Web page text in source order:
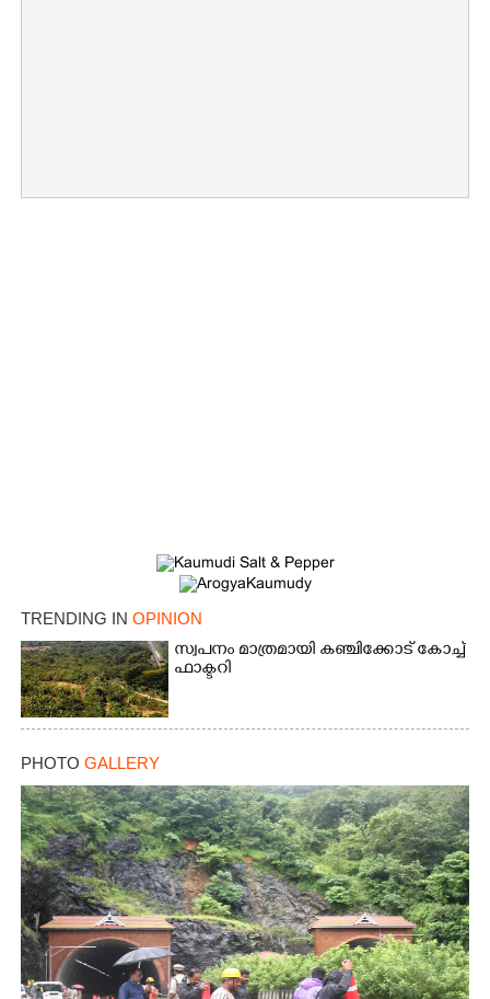
TRENDING IN OPINION
സ്വപനം മാത്രമായി കഞ്ചിക്കോട് കോച്ച്
ഫാക്ടറി
PHOTO GALLERY